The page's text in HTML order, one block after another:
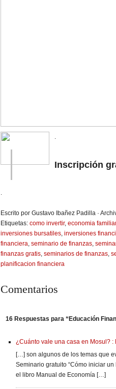
.
Inscripción
.
Escrito por Gustavo Ibañez Padilla ·
Etiquetas: como invertir, economia familiar
inversiones bursatiles, inversiones
financiera, seminario de finanzas,
finanzas gratis, seminarios de finanzas,
planificacion financiera
Comentarios
16 Respuestas para “Educación
¿Cuánto vale una casa en Mosul? :
[…] son algunos de los temas que
Seminario gratuito “Cómo iniciar
el libro Manual de Economía […]